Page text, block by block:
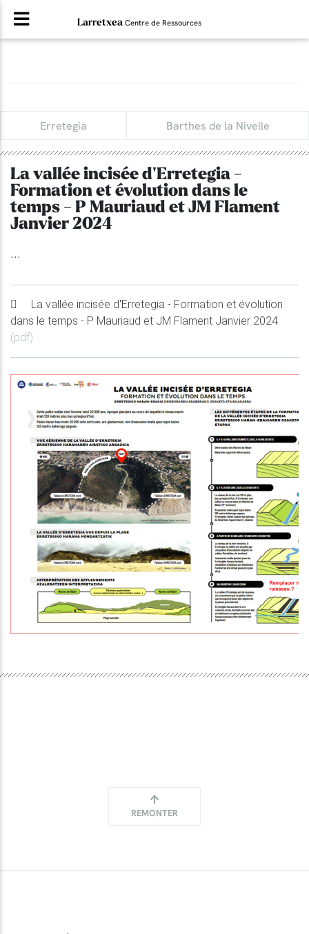
Larretxea Centre de Ressources
Erretegia Barthes de la Nivelle
La vallée incisée d'Erretegia -
Formation et évolution dans le
temps - P Mauriaud et JM Flament
Janvier 2024
...
La vallée incisée d'Erretegia - Formation et évolution
dans le temps - P Mauriaud et JM Flament Janvier 2024
(pdf)
REMONTER